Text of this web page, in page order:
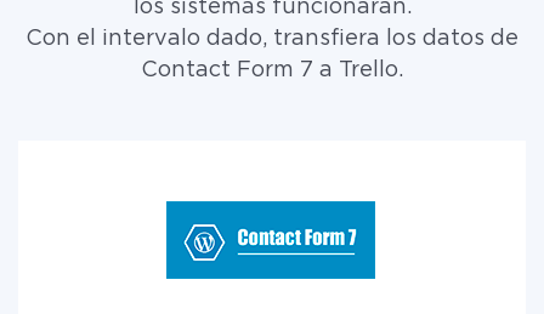
los sistemas funcionarán.
Con el intervalo dado, transfiera los datos de
Contact Form 7 a Trello.